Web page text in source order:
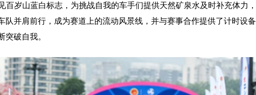
百岁山蓝白标志，为挑战自我的车手们提供天然矿泉水及时补充体力，
队并肩前行，成为赛道上的流动风景线，并与赛事合作提供了计时设备
突破自我。